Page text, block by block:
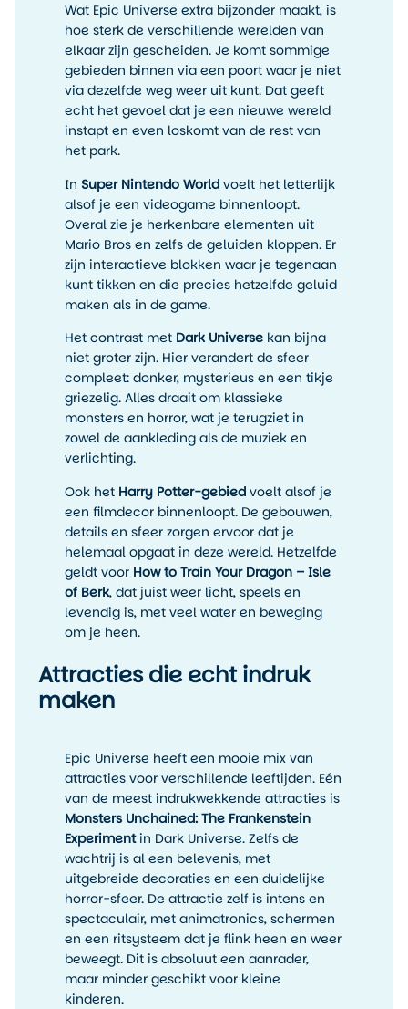
Wat Epic Universe extra bijzonder maakt, is
hoe sterk de verschillende werelden van
elkaar zijn gescheiden. Je komt sommige
gebieden binnen via een poort waar je niet
via dezelfde weg weer uit kunt. Dat geeft
echt het gevoel dat je een nieuwe wereld
instapt en even loskomt van de rest van
het park.
In Super Nintendo World voelt het letterlijk
alsof je een videogame binnenloopt.
Overal zie je herkenbare elementen uit
Mario Bros en zelfs de geluiden kloppen. Er
zijn interactieve blokken waar je tegenaan
kunt tikken en die precies hetzelfde geluid
maken als in de game.
Het contrast met Dark Universe kan bijna
niet groter zijn. Hier verandert de sfeer
compleet: donker, mysterieus en een tikje
griezelig. Alles draait om klassieke
monsters en horror, wat je terugziet in
zowel de aankleding als de muziek en
verlichting.
Ook het Harry Potter-gebiedvoelt alsof je
een filmdecor binnenloopt. De gebouwen,
details en sfeer zorgen ervoor dat je
helemaal opgaat in deze wereld. Hetzelfde
geldt voor How to Train Your Dragon – Isle
of Berk, dat juist weer licht, speels en
levendig is, met veel water en beweging
om je heen.
Attracties die echt indruk
maken
Epic Universe heeft een mooie mix van
attracties voor verschillende leeftijden. Eén
van de meest indrukwekkende attracties is
Monsters Unchained: The Frankenstein
Experimentin Dark Universe. Zelfs de
wachtrij is al een belevenis, met
uitgebreide decoraties en een duidelijke
horror-sfeer. De attractie zelf is intens en
spectaculair, met animatronics, schermen
en een ritsysteem dat je flink heen en weer
beweegt. Dit is absoluut een aanrader,
maar minder geschikt voor kleine
kinderen.